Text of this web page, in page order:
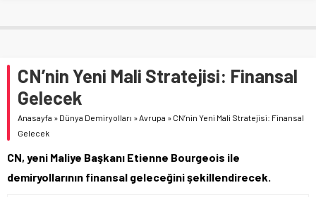
CN’nin Yeni Mali Stratejisi: Finansal
Gelecek
Anasayfa » Dünya Demiryolları »Avrupa » CN’nin Yeni Mali Stratejisi: Finansal
Gelecek
CN, yeni Maliye Başkanı Etienne Bourgeois ile
demiryollarının finansal geleceğini şekillendirecek.